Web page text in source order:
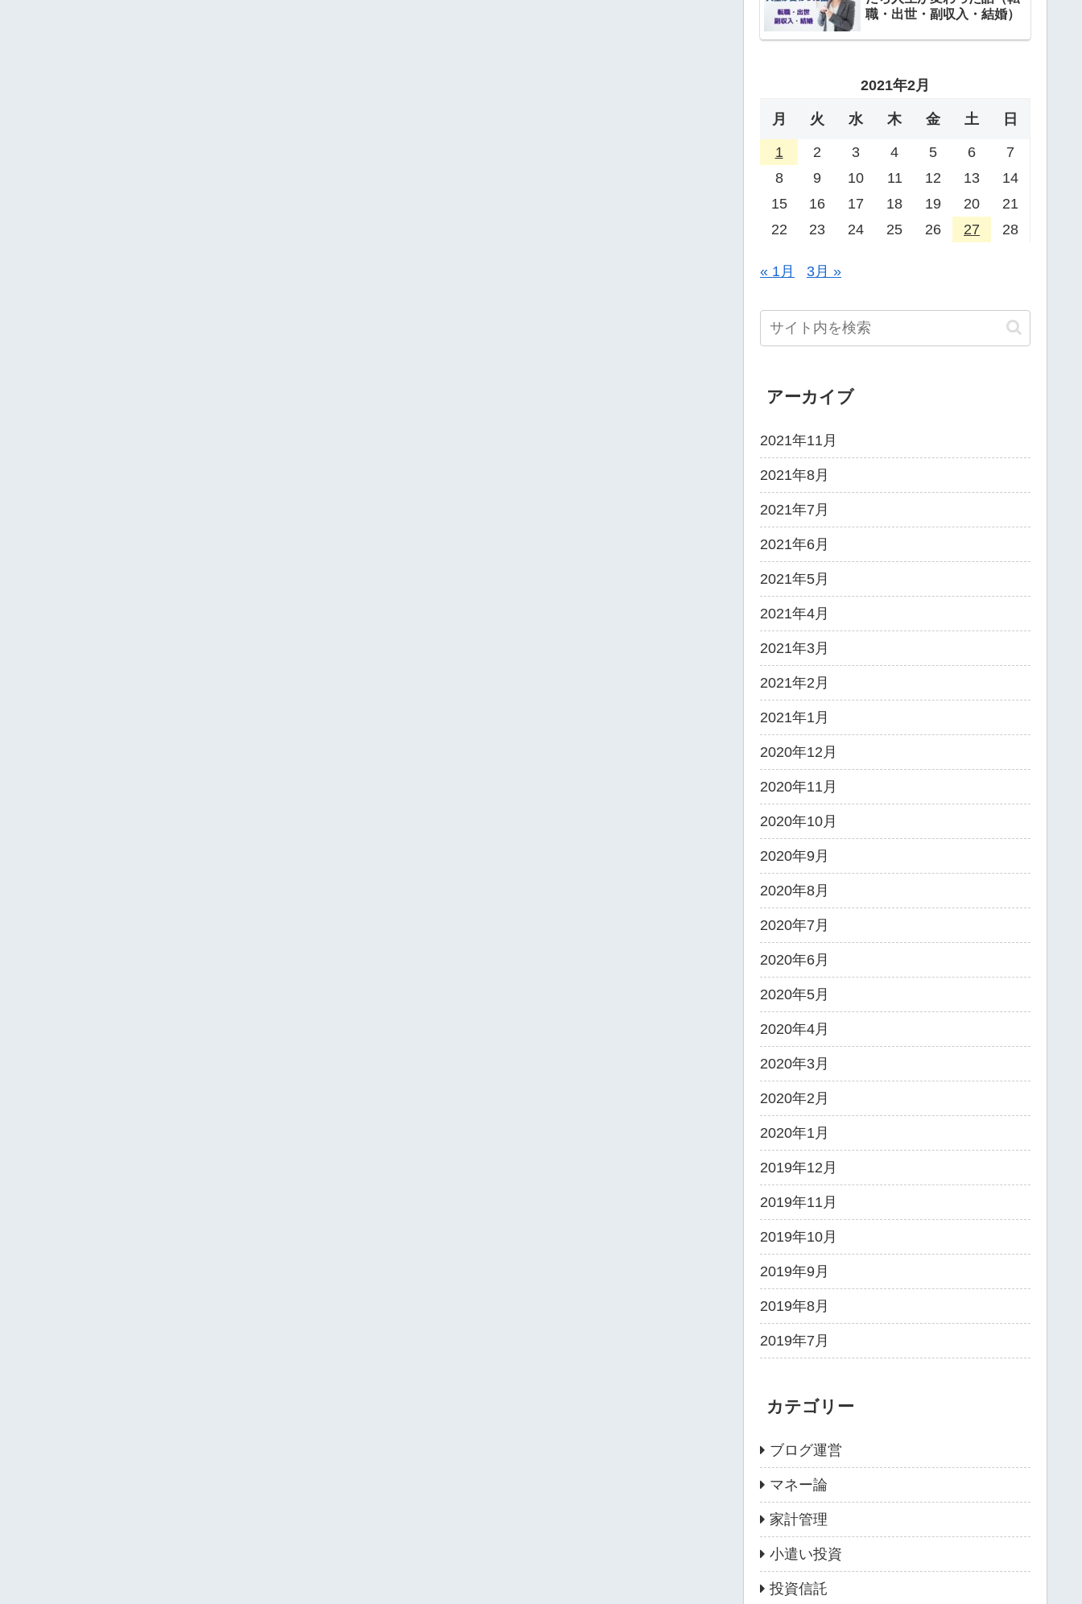
職・出世・副収入・結婚）
2021年2月
月 火 水 木 金 土 日
1 2 3 4 5 6
7
8
9 10 11 12 13
14
15
16 17 18 19 20
21
22
23 24 25 26 27 28
« 1月 3月 »
アーカイブ
2021年11月
2021年8月
2021年7月
2021年6月
2021年5月
2021年4月
2021年3月
2021年2月
2021年1月
2020年12月
2020年11月
2020年10月
2020年9月
2020年8月
2020年7月
2020年6月
2020年5月
2020年4月
2020年3月
2020年2月
2020年1月
2019年12月
2019年11月
2019年10月
2019年9月
2019年8月
2019年7月
カテゴリー
ブログ運営
マネー論
家計管理
小遣い投資
投資信託